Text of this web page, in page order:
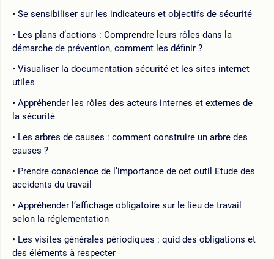
Se sensibiliser sur les indicateurs et objectifs de sécurité
Les plans d’actions : Comprendre leurs rôles dans la
démarche de prévention, comment les définir ?
Visualiser la documentation sécurité et les sites internet
utiles
Appréhender les rôles des acteurs internes et externes de
la sécurité
Les arbres de causes : comment construire un arbre des
causes ?
Prendre conscience de l’importance de cet outil Etude des
accidents du travail
Appréhender l’affichage obligatoire sur le lieu de travail
selon la réglementation
Les visites générales périodiques : quid des obligations et
des éléments à respecter